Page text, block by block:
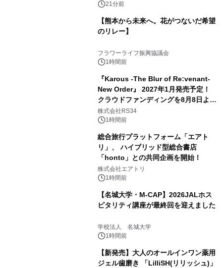
21分前
【熊本から未来へ。花がつないだ希望
のリレー】
フラワーライフ振興協議会
1時間前
『Karous -The Blur of Re:venant-
New Order』 2027年1月発売予定！
クラウドファンディングを8月8日より
開始
株式会社RS34
1時間前
総合旅行プラットフォーム「エアト
リ」、 ハイブリッド型総合書店
「honto」との共同企画を開始！
株式会社エアトリ
1時間前
【名城大学・M-CAP】2026JALホス
ピタリティ講座が最終回を迎えました
学校法人 名城大学
1時間前
【新発売】大人のオールインワン薬用
ジェル歯磨き 「LilliSH(リリッシュ)」